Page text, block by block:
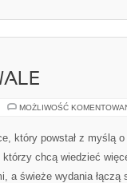
MOŻLIWOŚĆ
który powstał z myślą
chcą wiedzieć
a świeże wydania łączą